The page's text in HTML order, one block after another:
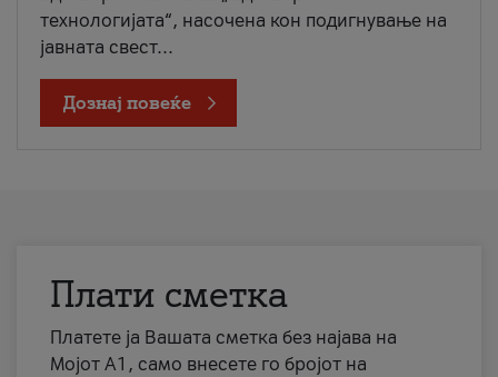
технологијата“, насочена кон подигнување на
јавната свест...
Дознај повеќе
Плати сметка
Платете ја Вашата сметка без најава на
Мојот А1, само внесете го бројот на